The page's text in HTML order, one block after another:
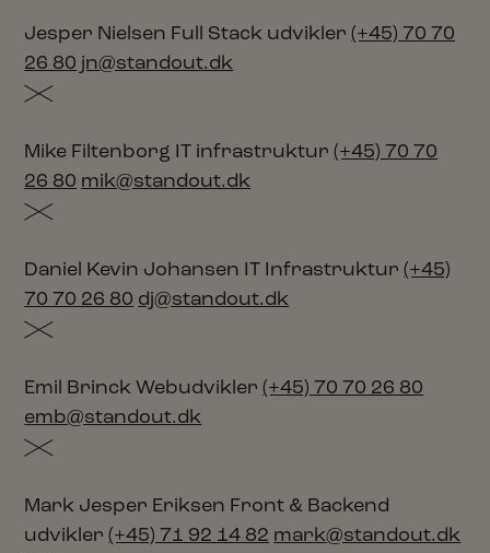
Jesper Nielsen Full Stack udvikler (+45) 70 70
26 80 jn@standout.dk
Mike Filtenborg IT infrastruktur (+45) 70 70
26 80 mik@standout.dk
Daniel Kevin Johansen IT Infrastruktur (+45)
70 70 26 80 dj@standout.dk
Emil BrinckWebudvikler (+45) 70 70 26 80
emb@standout.dk
Mark Jesper Eriksen Front & Backend
udvikler (+45) 71 92 14 82 mark@standout.dk